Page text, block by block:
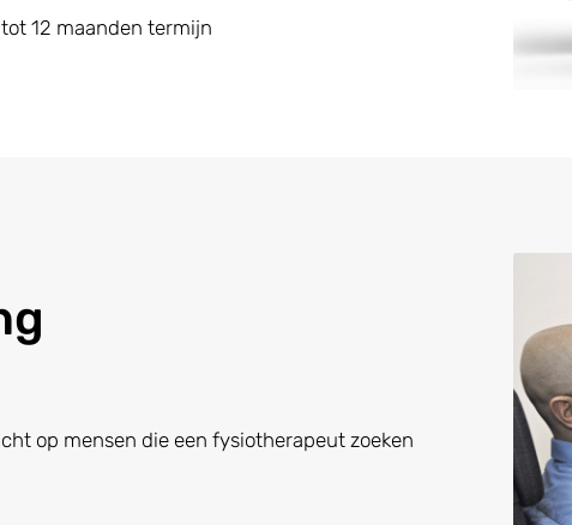
12 maanden termijn
op mensen die een fysiotherapeut zoeken